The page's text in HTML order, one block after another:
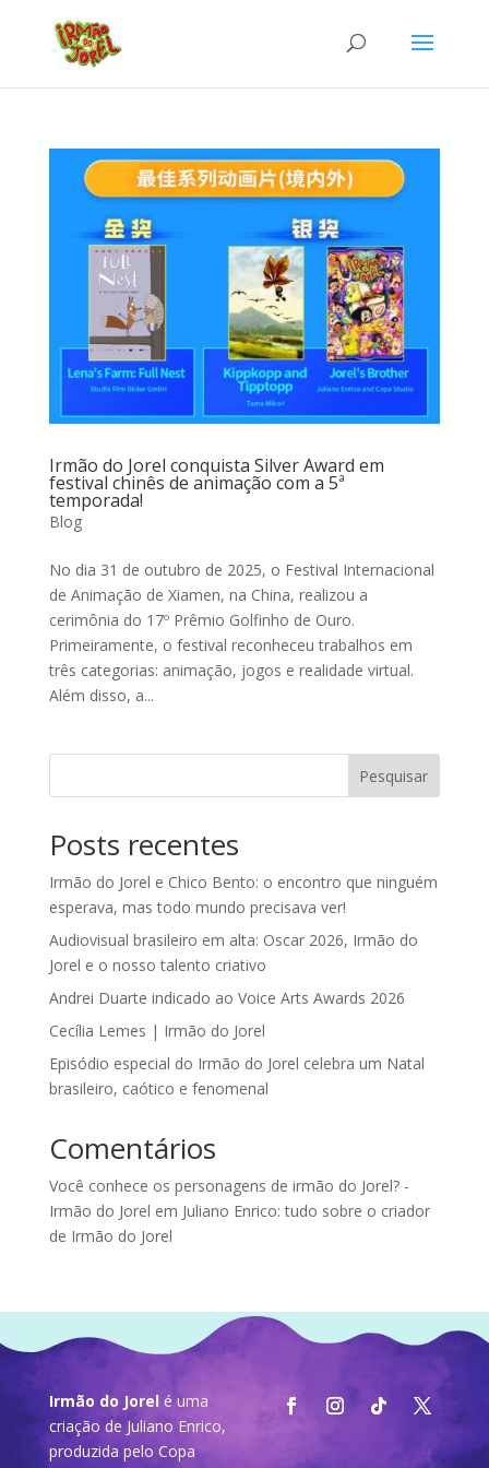
Irmão do Jorel conquista Silver Award em
festival chinês de animação com a 5ª
temporada!
Blog
No dia 31 de outubro de 2025, o Festival Internacional
de Animação de Xiamen, na China, realizou a
cerimônia do 17º Prêmio Golfinho de Ouro.
Primeiramente, o festival reconheceu trabalhos em
três categorias: animação, jogos e realidade virtual.
Além disso, a...
Pesquisar
Posts recentes
Irmão do Jorel e Chico Bento: o encontro que ninguém
esperava, mas todo mundo precisava ver!
Audiovisual brasileiro em alta: Oscar 2026, Irmão do
Jorel e o nosso talento criativo
Andrei Duarte indicado ao Voice Arts Awards 2026
Cecília Lemes | Irmão do Jorel
Episódio especial do Irmão do Jorel celebra um Natal
brasileiro, caótico e fenomenal
Comentários
Você conhece os personagens de irmão do Jorel? -
Irmão do Jorel em Juliano Enrico: tudo sobre o criador
de Irmão do Jorel
Irmão do Jorelé uma
criação de Juliano Enrico,
produzida pelo Copa